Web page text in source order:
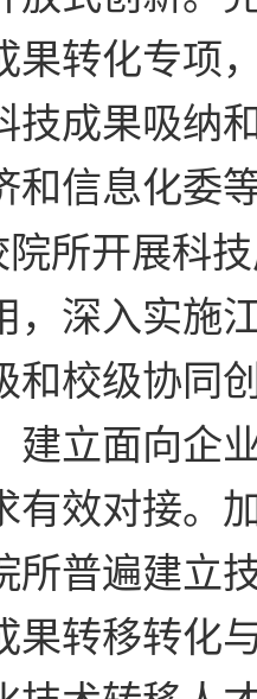
果转化专项
技成果吸纳
和信息化委
院所开展科
，深入实施
和校级协同
建立面向企
有效对接。
所普遍建立
果转移转化